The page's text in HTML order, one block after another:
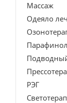
Массаж
Одеяло
РЭГ